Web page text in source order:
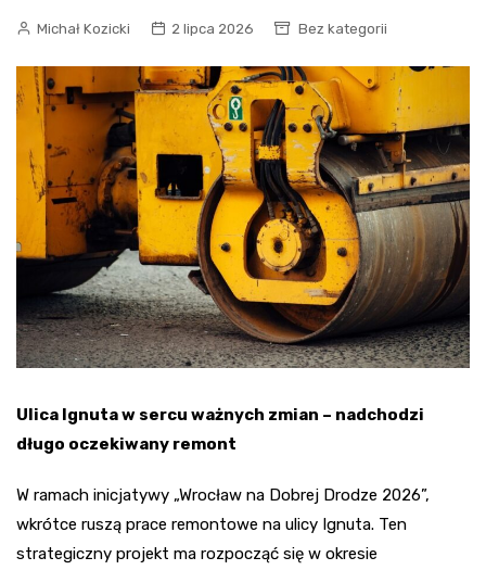
Michał Kozicki 2 lipca 2026 Bez kategorii
Ulica Ignuta w sercu ważnych zmian – nadchodzi
długo oczekiwany remont
W ramach inicjatywy „Wrocław na Dobrej Drodze 2026”,
wkrótce ruszą prace remontowe na ulicy Ignuta. Ten
strategiczny projekt ma rozpocząć się w okresie